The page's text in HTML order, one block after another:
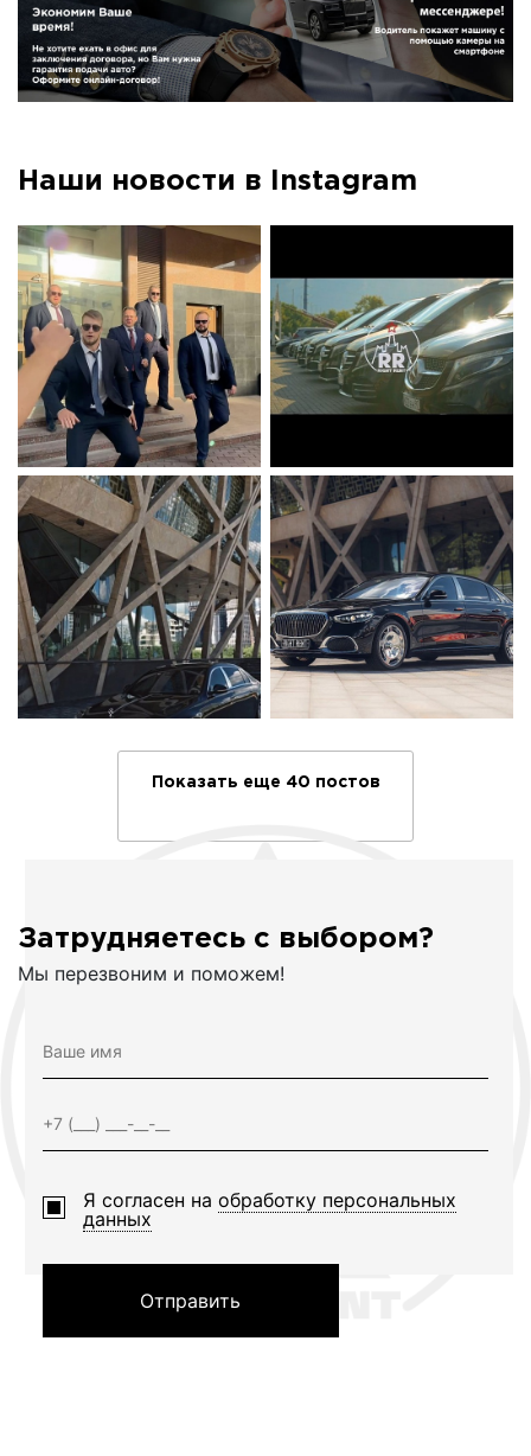
Наши новости в Instagram
Показать еще 40 постов
Затрудняетесь с выбором?
Мы перезвоним и поможем!
Я согласен на обработку персональных
данных
Отправить